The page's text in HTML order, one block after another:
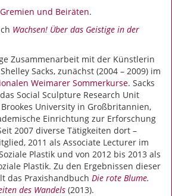
Gremien und Beiräten.
Wachsen! Über das Geistige in der
Zusammenarbeit mit der Künstlerin
Sacks, zunächst (2004 – 2009) im
Weimarer Sommerkurse. Sacks
Social Sculpture Research Unit
Brookes University in Großbritannien,
Einrichtung zur Erforschung
2007 diverse Tätigkeiten dort –
2011 als Associate Lecturer im
Plastik und von 2012 bis 2013 als
Plastik. Zu den Ergebnissen dieser
das Praxishandbuch Die rote Blume.
des Wandels (2013).